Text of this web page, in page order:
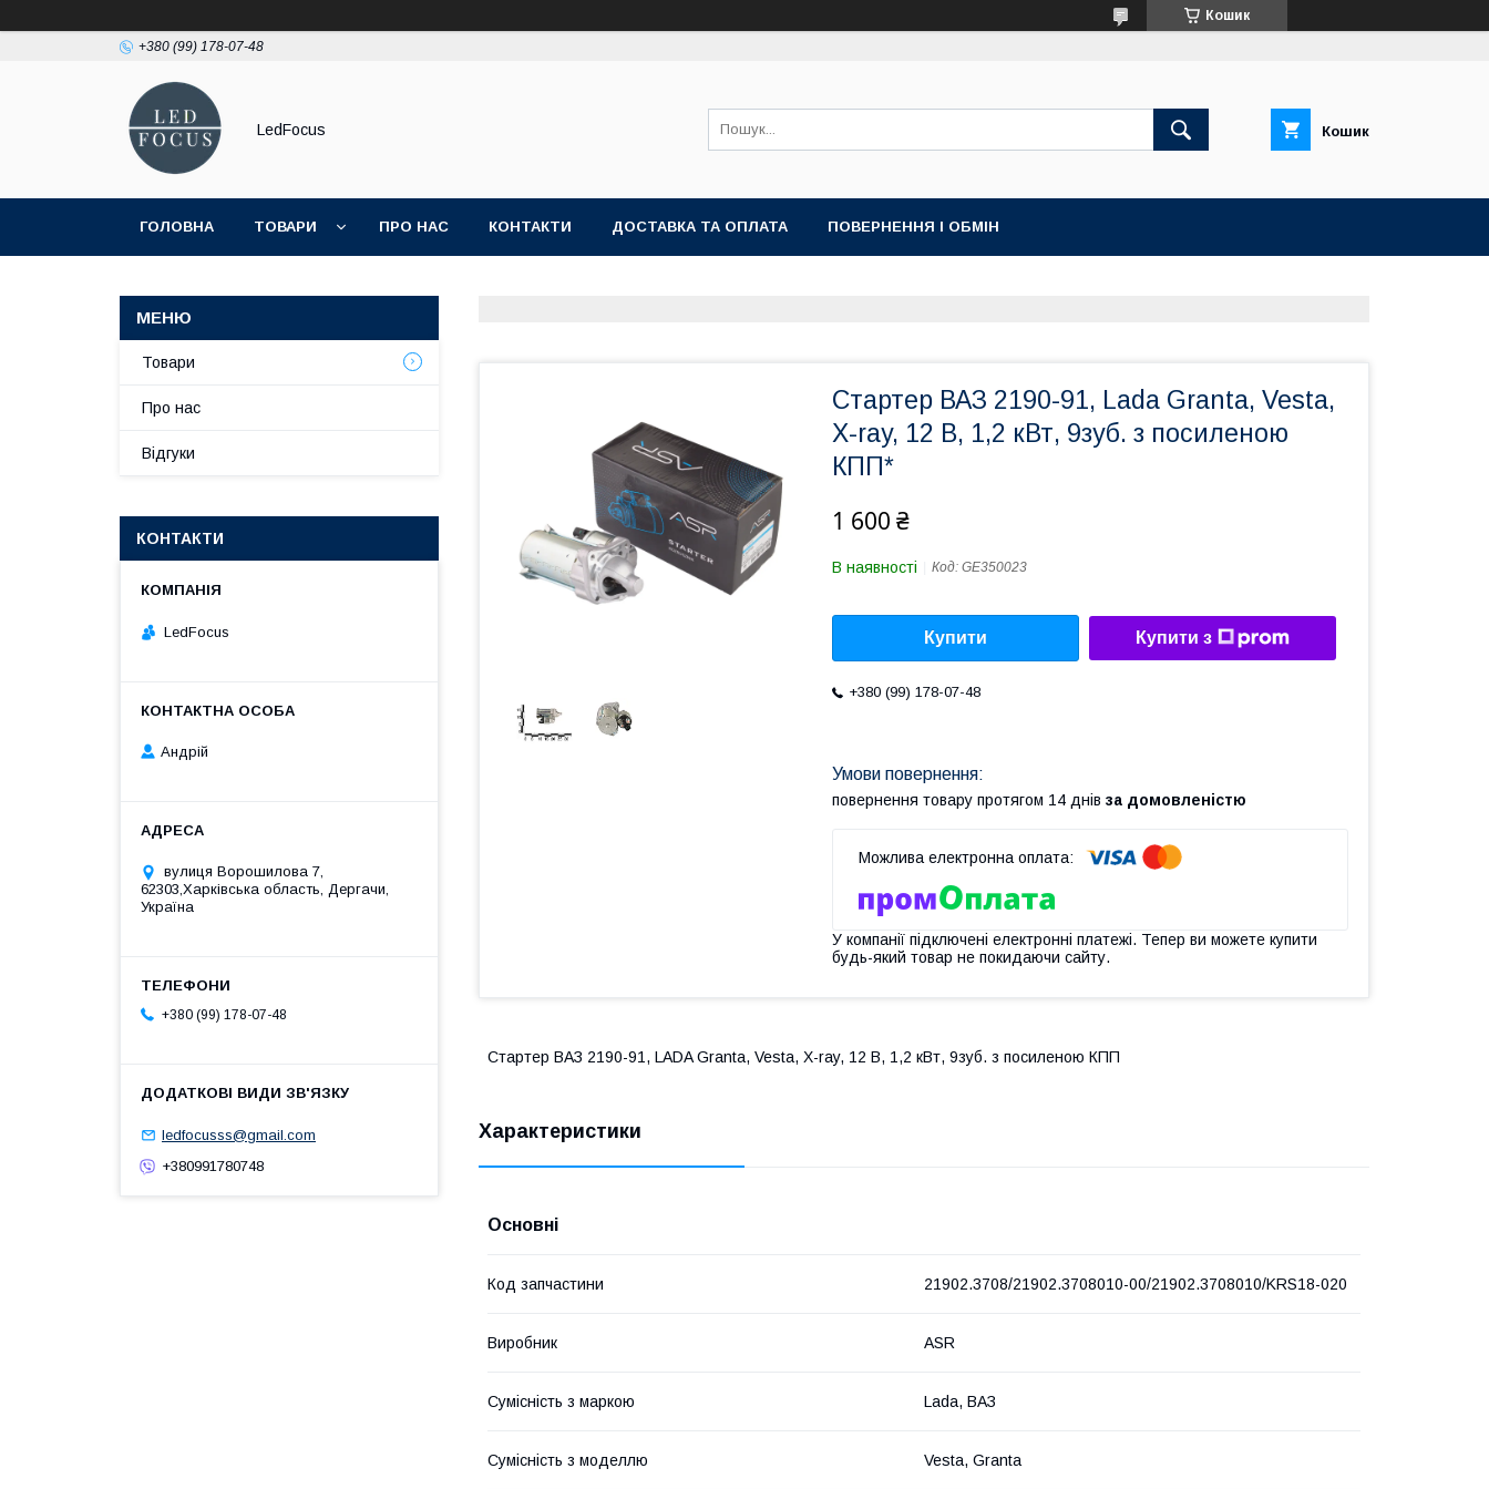
Кошик
+380 (99) 178-07-48
LedFocus Кошик
ГОЛОВНА ТОВАРИ ПРО НАС КОНТАКТИ ДОСТАВКА ТА ОПЛАТА ПОВЕРНЕННЯ І ОБМІН
Стартер ВАЗ 2190-91, Lada Granta, Vesta,
X-ray, 12 В, 1,2 кВт, 9зуб. з посиленою
КПП*
1 600 ₴
В наявності Код: GE350023
Купити Купити з
+380 (99) 178-07-48
повернення товару протягом 14 днів за домовленістю
У компанії підключені електронні платежі. Тепер ви можете купити
будь-який товар не покидаючи сайту.
Стартер ВАЗ 2190-91, LADA Granta, Vesta, X-ray, 12 В, 1,2 кВт, 9зуб. з посиленою КПП
Характеристики
Основні
Код запчастини 21902.3708/21902.3708010-00/21902.3708010/KRS18-020
Виробник ASR
Сумісність з маркою Lada, ВАЗ
Сумісність з моделлю Vesta, Granta
Товари
Про нас
Відгуки
КОНТАКТИ
LedFocus
Андрій
вулиця Ворошилова 7,
62303,Харківська область, Дергачи,
Україна
+380 (99) 178-07-48
ledfocusss@gmail.com
+380991780748